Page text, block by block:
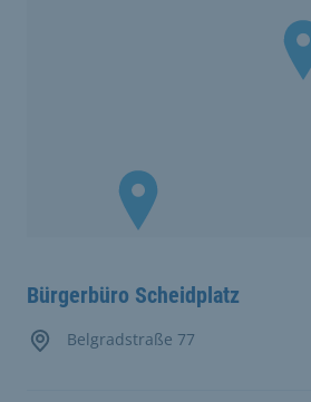
Bürgerbüro Scheidplatz
Belgradstraße 77